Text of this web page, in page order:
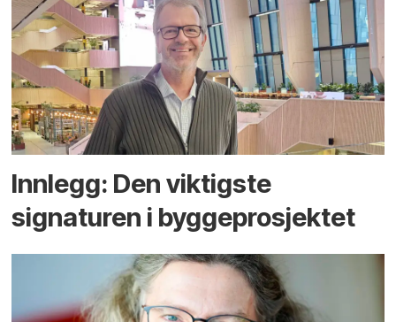
Innlegg: Den viktigste
signaturen i bygge­­prosjektet